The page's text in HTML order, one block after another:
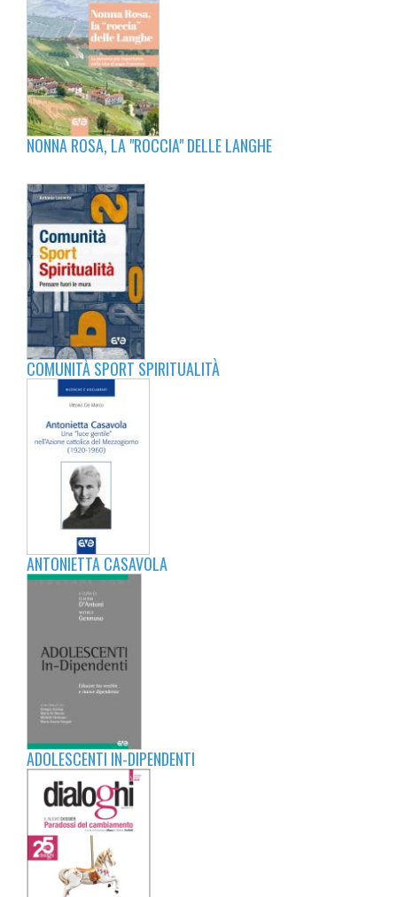
NONNA ROSA, LA "ROCCIA" DELLE LANGHE
COMUNITÀ SPORT SPIRITUALITÀ
ANTONIETTA CASAVOLA
ADOLESCENTI IN-DIPENDENTI